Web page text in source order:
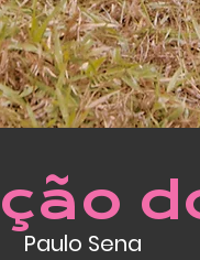
Paulo Sena